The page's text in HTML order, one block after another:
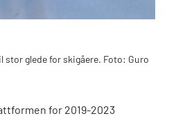
stor glede for skigåere. Foto: Guro
for 2019-2023